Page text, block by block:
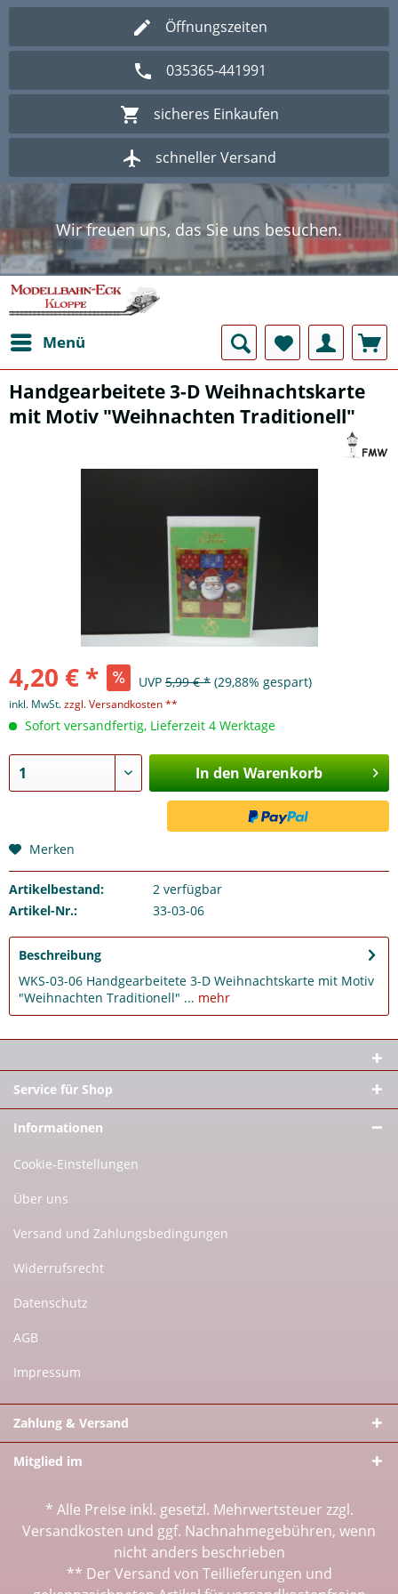
Öffnungszeiten
035365-441991
sicheres Einkaufen
schneller Versand
Wir freuen uns, das Sie uns besuchen.
Herzlich Willkommen im Onlineshop
Modellbahn - Eck Kloppe.
Wir freuen uns, das Sie uns besuchen.
Herzlich Willkommen im Onlineshop
Modellbahn - Eck Kloppe.
Menü
Handgearbeitete 3-D Weihnachtskarte
mit Motiv "Weihnachten Traditionell"
4,20 € * UVP 5,99 € * (29,88% gespart)
inkl. MwSt.zzgl. Versandkosten **
Sofort versandfertig, Lieferzeit 4 Werktage
In den Warenkorb
Merken
Artikelbestand: 2verfügbar
Artikel-Nr.:
33-03-06
Beschreibung
WKS-03-06 Handgearbeitete 3-D Weihnachtskarte mit Motiv
"Weihnachten Traditionell" ... mehr
Service für Shop
Informationen
Cookie-Einstellungen
Über uns
Versand und Zahlungsbedingungen
Widerrufsrecht
Datenschutz
AGB
Impressum
Zahlung & Versand
Mitglied im
* Alle Preise inkl. gesetzl. Mehrwertsteuer zzgl.
Versandkosten und ggf. Nachnahmegebühren, wenn
nicht anders beschrieben
** Der Versand von Teillieferungen und